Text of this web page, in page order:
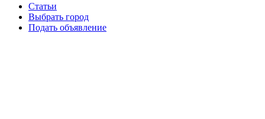
Статьи
Выбрать город
Подать объявление